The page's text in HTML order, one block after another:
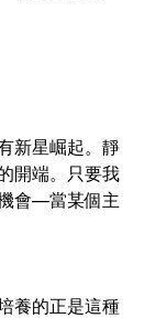
新星崛起。靜
開端。只要我
會—當某個主
養的正是這種